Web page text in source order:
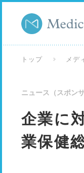
トップ メデ
ニュース（スポンサ
企業に
業保健